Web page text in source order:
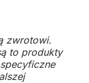
zwrotowi.
to produkty